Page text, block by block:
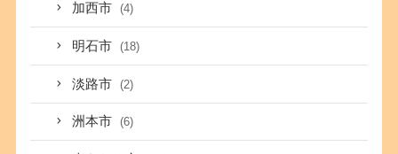
加西市 (4)
明石市 (18)
淡路市 (2)
洲本市 (6)